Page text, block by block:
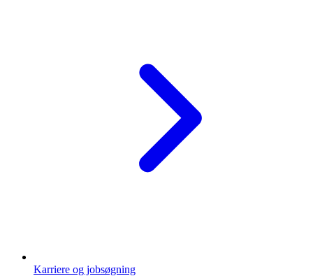
Karriere og jobsøgning